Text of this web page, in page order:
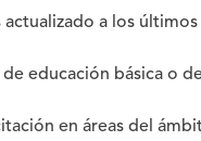
a los últimos
educación básica o
en áreas del